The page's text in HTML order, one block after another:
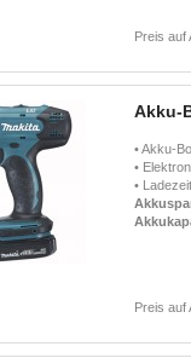
Preis auf
Akku-
• Akku-
•
•
Preis auf